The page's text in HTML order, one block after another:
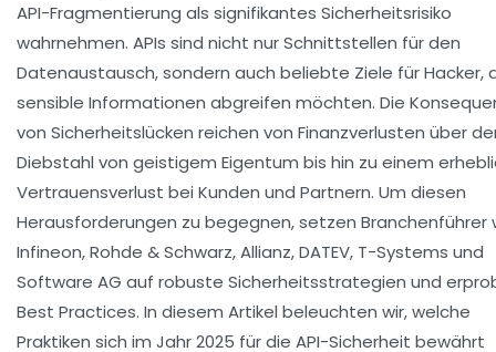
API-Fragmentierung als signifikantes Sicherheitsrisiko
wahrnehmen. APIs sind nicht nur Schnittstellen für den
Datenaustausch, sondern auch beliebte Ziele für Hacker,
sensible Informationen abgreifen möchten. Die
von Sicherheitslücken reichen von Finanzverlusten über
Diebstahl von geistigem Eigentum bis hin zu einem
Vertrauensverlust bei Kunden und Partnern. Um diesen
Herausforderungen zu begegnen, setzen Branchenführer
Infineon, Rohde & Schwarz, Allianz, DATEV, T-Systems und
Software AG auf robuste Sicherheitsstrategien und
Best Practices. In diesem Artikel beleuchten wir, welche
Praktiken sich im Jahr 2025 für die API-Sicherheit bewährt